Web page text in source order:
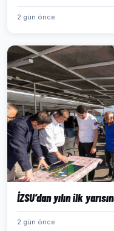
2 gün önce
İZSU’dan yılın ilk
2 gün önce